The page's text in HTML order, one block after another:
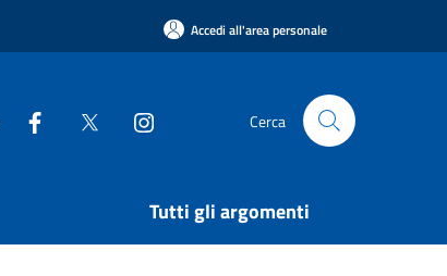
Accedi all'area personale
Cerca
Tutti gli argomenti